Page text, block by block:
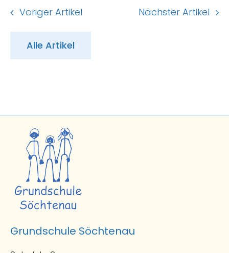
Voriger Artikel Nächster Artikel
Alle Artikel
Grundschule Söchtenau